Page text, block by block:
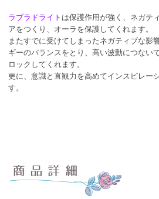
ラブラドライト は保護作用が強く、ネガテ
アをつくり、オーラを保護してくれます。
またすでに受けてしまったネガティブな影
ギーのバランスをとり、高い波動につない
ロックしてくれます。
更に、意識と直観力を高めてインスピレー
す。